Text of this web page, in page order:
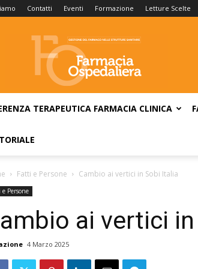
Contatti Eventi Formazione Letture Scelte
Farmacia
Ospedaliera
TERAPEUTICA FARMACIA CLINICA
Fatti e Persone Cambio ai vertici in Sobi Italia
e Persone
ai vertici
4 Marzo 2025